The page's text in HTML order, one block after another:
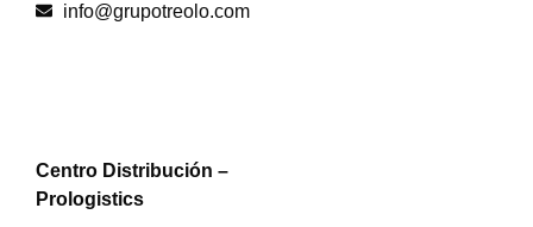
info@grupotreolo.com
Centro Distribución –
Prologistics